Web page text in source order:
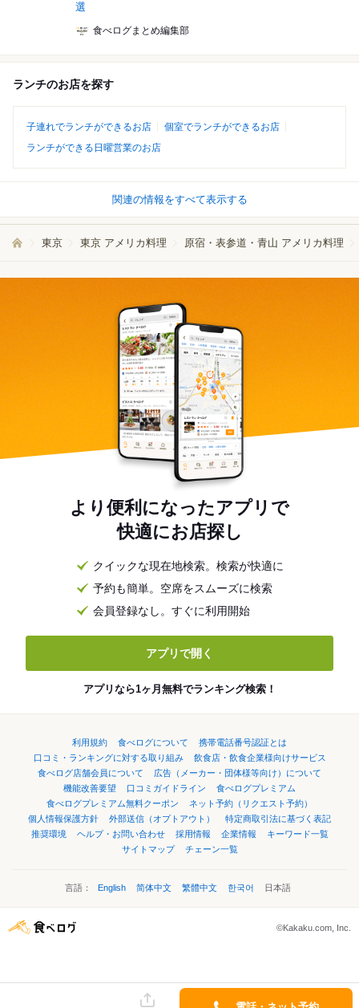
選
食べログまとめ編集部
ランチのお店を探す
子連れでランチができるお店
個室でランチができるお店
ランチができる日曜営業のお店
関連の情報をすべて表示する
東京 東京 アメリカ料理 原宿・表参道・青山 アメリカ料理
より便利になったアプリで
快適にお店探し
クイックな現在地検索。検索が快適に
予約も簡単。空席をスムーズに検索
会員登録なし。すぐに利用開始
アプリで開く
アプリなら1ヶ月無料でランキング検索！
利用規約 食べログについて
携帯電話番号認証とは
口コミ・ランキングに対する取り組み
飲食店・飲食企業様向けサービス
食べログ店舗会員について
広告（メーカー・団体様等向け）について
機能改善要望
口コミガイドライン
食べログプレミアム
食べログプレミアム無料クーポン
ネット予約（リクエスト予約）
個人情報保護方針
外部送信（オプトアウト）
特定商取引法に基づく表記
推奨環境
ヘルプ・お問い合わせ 採用情報 企業情報
キーワード一覧
サイトマップ
チェーン一覧
言語： English 简体中文 繁體中文 한국어 日本語
©Kakaku.com, Inc.